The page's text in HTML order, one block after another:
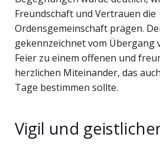
Freundschaft und Vertrauen die
Ordensgemeinschaft prägen.
gekennzeichnet vom Übergang
Feier zu einem offenen und
herzlichen Miteinander, das
Tage bestimmen sollte.
Vigil und